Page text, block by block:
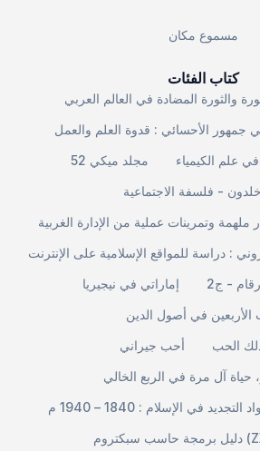
مسموع مكان
كتاب الفئات
والثورة المضادة في العالم العربي
جمهور الأحسائي : قدوة العلم والعمل
مجلد ميكي 52
علم الكيمياء
- فلسفة الاجتماعية
ملهمة وتمرينات عملية من الإدارة الغربية
: دراسة للمواقع الإسلامية على الإنترنت
إماراتي في نيجيريا
- ج2
الأربعين في أصول الدين
أحب جيراني
الحب
حياة آل مرة في الربع الخالي
التجديد في الإسلام : 1840 – 1940 م